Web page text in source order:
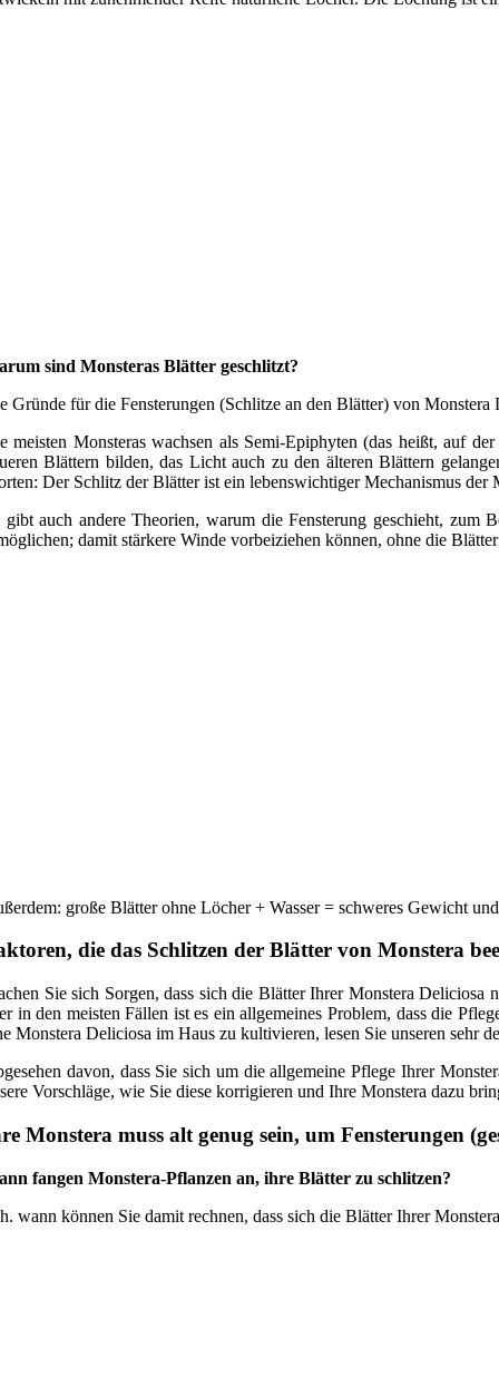
sind Monsteras Blätter geschlitzt?
Gründe für die Fensterungen (Schlitze an den Blätter) von
meisten Monsteras wachsen als Semi-Epiphyten (das heißt, auf
Blättern bilden, das Licht auch zu den älteren Blättern
Der Schlitz der Blätter ist ein lebenswichtiger Mechanismus
gibt auch andere Theorien, warum die Fensterung geschieht, zum
damit stärkere Winde vorbeiziehen können, ohne die
große Blätter ohne Löcher + Wasser = schweres Gewicht
die das Schlitzen der Blätter von Monstera
Sie sich Sorgen, dass sich die Blätter Ihrer Monstera
in den meisten Fällen ist es ein allgemeines Problem, dass die
Monstera Deliciosa im Haus zu kultivieren, lesen Sie unseren sehr
davon, dass Sie sich um die allgemeine Pflege Ihrer
Vorschläge, wie Sie diese korrigieren und Ihre Monstera dazu
Monstera muss alt genug sein, um Fensterungen
fangen Monstera-Pflanzen an, ihre Blätter zu schlitzen?
wann können Sie damit rechnen, dass sich die Blätter Ihrer